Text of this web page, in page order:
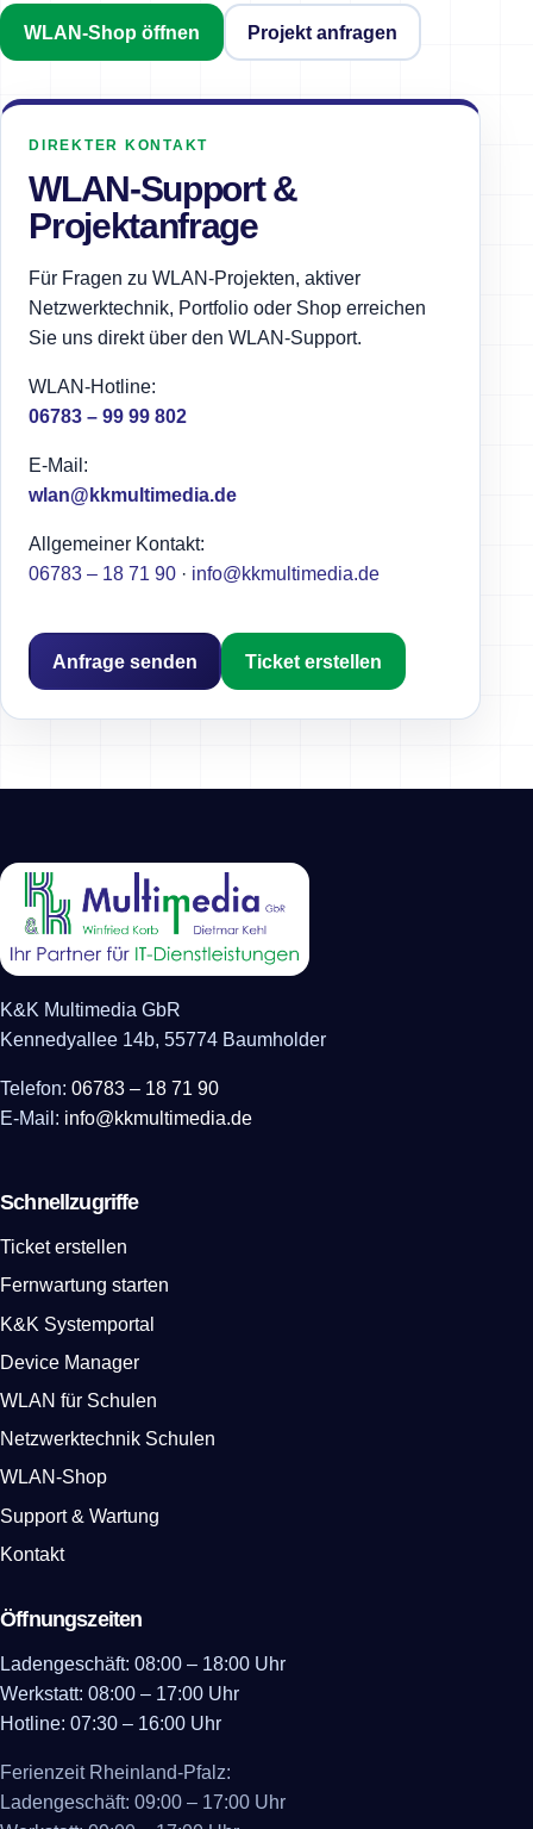
WLAN-Shop öffnen Projekt anfragen
DIREKTER KONTAKT
WLAN-Support &
Projektanfrage
Für Fragen zu WLAN-Projekten, aktiver
Netzwerktechnik, Portfolio oder Shop erreichen
Sie uns direkt über den WLAN-Support.
WLAN-Hotline:
06783 – 99 99 802
E-Mail:
wlan@kkmultimedia.de
Allgemeiner Kontakt:
06783 – 18 71 90 · info@kkmultimedia.de
Anfrage senden Ticket erstellen
K&K Multimedia GbR
Kennedyallee 14b, 55774 Baumholder
Telefon: 06783 – 18 71 90
E-Mail: info@kkmultimedia.de
Schnellzugriffe
Ticket erstellen
Fernwartung starten
K&K Systemportal
Device Manager
WLAN für Schulen
Netzwerktechnik Schulen
WLAN-Shop
Support & Wartung
Kontakt
Öffnungszeiten
Ladengeschäft: 08:00 – 18:00 Uhr
Werkstatt: 08:00 – 17:00 Uhr
Hotline: 07:30 – 16:00 Uhr
Ferienzeit Rheinland-Pfalz:
Ladengeschäft: 09:00 – 17:00 Uhr